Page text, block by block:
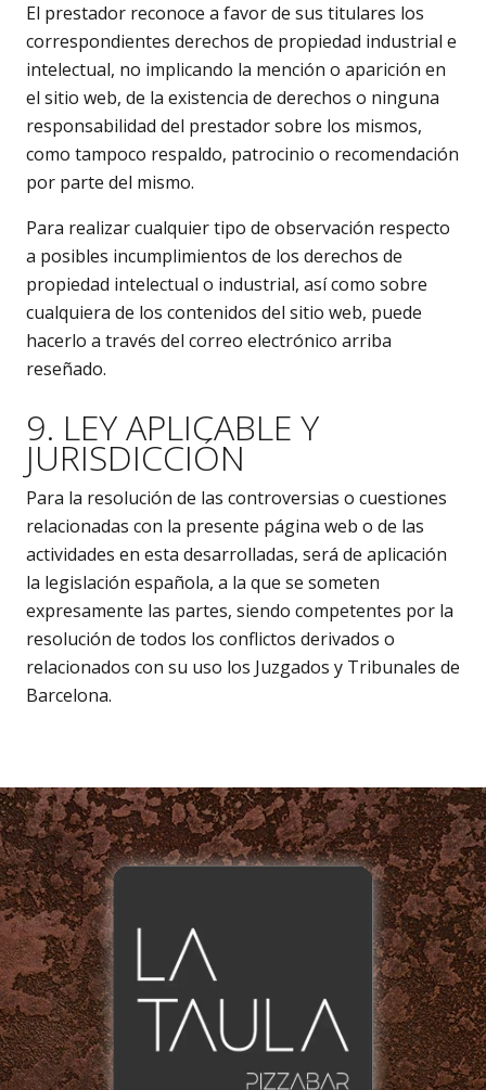
El prestador reconoce a favor de sus titulares los
correspondientes derechos de propiedad industrial e
intelectual, no implicando la mención o aparición en
el sitio web, de la existencia de derechos o ninguna
responsabilidad del prestador sobre los mismos,
como tampoco respaldo, patrocinio o recomendación
por parte del mismo.
Para realizar cualquier tipo de observación respecto
a posibles incumplimientos de los derechos de
propiedad intelectual o industrial, así como sobre
cualquiera de los contenidos del sitio web, puede
hacerlo a través del correo electrónico arriba
reseñado.
9. LEY APLICABLE Y
JURISDICCIÓN
Para la resolución de las controversias o cuestiones
relacionadas con la presente página web o de las
actividades en esta desarrolladas, será de aplicación
la legislación española, a la que se someten
expresamente las partes, siendo competentes por la
resolución de todos los conflictos derivados o
relacionados con su uso los Juzgados y Tribunales de
Barcelona.